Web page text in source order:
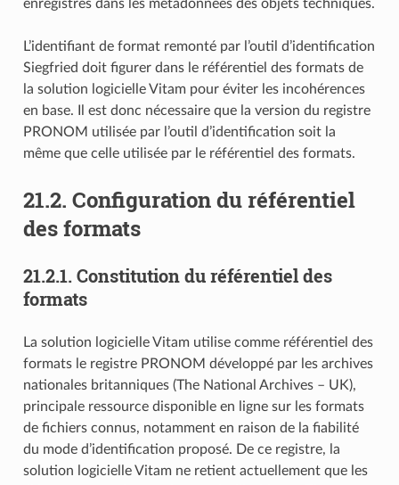
enregistrés dans les métadonnées des objets techniques.
L’identifiant de format remonté par l’outil d’identification
Siegfried doit figurer dans le référentiel des formats de
la solution logicielle Vitam pour éviter les incohérences
en base. Il est donc nécessaire que la version du registre
PRONOM utilisée par l’outil d’identification soit la
même que celle utilisée par le référentiel des formats.
21.2. Configuration du référentiel
des formats
21.2.1. Constitution du référentiel des
formats
La solution logicielle Vitam utilise comme référentiel des
formats le registre PRONOM développé par les archives
nationales britanniques (The National Archives – UK),
principale ressource disponible en ligne sur les formats
de fichiers connus, notamment en raison de la fiabilité
du mode d’identification proposé. De ce registre, la
solution logicielle Vitam ne retient actuellement que les